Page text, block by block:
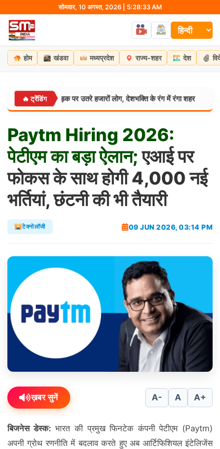
content
सोमवार, 10 अगस्त, 2026 | 5:28:34 AM
होम खंडवा मध्यप्रदेश राज्य-शहर देश
🔥 ट्रेंडिंग
संग सड़क पर उतरे हजारों लोग, देशभक्ति के रंग में रंगा शहर देश: PM मोदी
Paytm Hiring 2026:
पेटीएमकाबड़ाऐलान;एआई पर
फोकस के साथ होगी 4,000 नई
भर्तियां, छंटनी की भी तैयारी
टेक्नोलॉजी 09 JUN 2026, 03:14 PM
ख़बर सुनें A- A A+
बिजनेस डेस्क: भारत की प्रमुख फिनटेक कंपनी पेटीएम (Paytm)
अपनी ग्रोथ रणनीति में बदलाव करते हुए अब आर्टिफिशियल इंटेलिजेंस